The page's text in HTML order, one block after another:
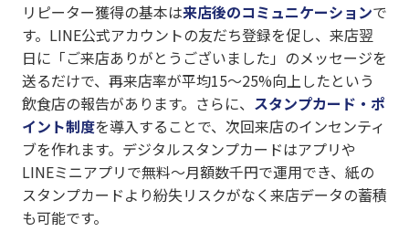
リピーター獲得の基本は来店後のコミュニケーションで
す。LINE公式アカウントの友だち登録を促し、来店翌
日に「ご来店ありがとうございました」のメッセージを
送るだけで、再来店率が平均15〜25%向上したという
飲食店の報告があります。さらに、 スタンプカード・ポ
イント制度を導入することで、次回来店のインセンティ
ブを作れます。デジタルスタンプカードはアプリや
LINEミニアプリで無料〜月額数千円で運用でき、紙の
スタンプカードより紛失リスクがなく来店データの蓄積
も可能です。